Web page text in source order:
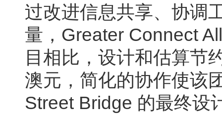
过改进信息共享、协调
量，Greater Connect
目相比，设计和估算节
澳元，简化的协作使该
Street Bridge 的最终设